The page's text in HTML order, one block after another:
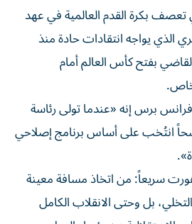
بكرة القدم العالمية في عهد
الذي يواجه انتقادات حادة منذ
بفتح كأس العالم أمام
برس إنه «عندما تولى رئاسة
كان مرشحاً انتُخب على أساس برنامج إصلاحي
سريعاً: من اتخاذ مسافة معينة
بل وحتى الانقلاب الكامل